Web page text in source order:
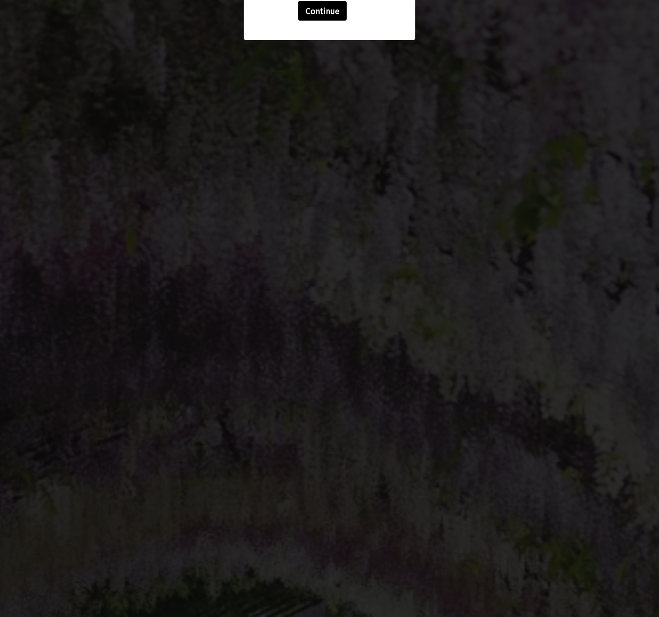
Continue